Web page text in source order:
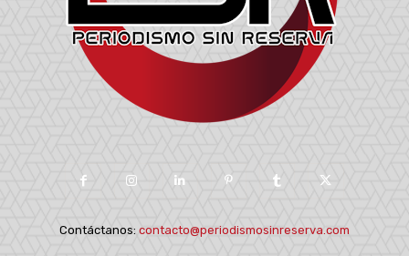
Contáctanos: contacto@periodismosinreserva.com